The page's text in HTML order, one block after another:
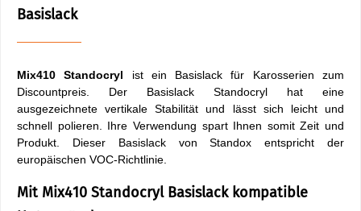
Basislack
Mix410 Standocryl ist ein Basislack für Karosserien zum
Discountpreis. Der Basislack Standocryl hat eine
ausgezeichnete vertikale Stabilität und lässt sich leicht und
schnell polieren. Ihre Verwendung spart Ihnen somit Zeit und
Produkt. Dieser Basislack von Standox entspricht der
europäischen VOC-Richtlinie.
Mit Mix410 Standocryl Basislack kompatible